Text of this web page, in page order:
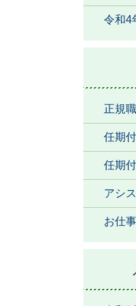
令和4
正規
任期
任期
アシ
お仕